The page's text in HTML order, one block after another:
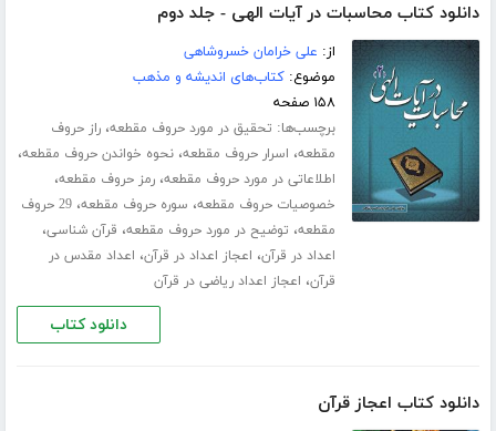
دانلود کتاب محاسبات در آیات الهی - جلد دوم
از: علی خرامان خسروشاهی
موضوع:کتاب‌های اندیشه و مذهب
۱۵۸ صفحه
برچسب‌ها: تحقیق در مورد حروف مقطعه،راز حروف
مقطعه، اسرار حروف مقطعه،نحوه خواندن حروف مقطعه،
اطلاعاتی در مورد حروف مقطعه،رمز حروف مقطعه،
خصوصیات حروف مقطعه، سوره حروف مقطعه،
29 حروف
مقطعه، توضیح در مورد حروف مقطعه، قرآن شناسی،
اعداد در قرآن، اعجاز اعداد در قرآن، اعداد مقدس در
قرآن، اعجاز اعداد ریاضی در قرآن
دانلود کتاب
دانلود کتاب اعجاز قرآن